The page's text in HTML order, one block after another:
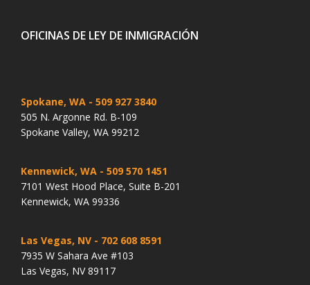
OFICINAS DE LEY DE INMIGRACIÓN
Spokane, WA - 509 927 3840
505 N. Argonne Rd. B-109
Spokane Valley, WA 99212
Kennewick, WA - 509 570 1451
7101 West Hood Place, Suite B-201
Kennewick, WA 99336
Las Vegas, NV - 702 608 8591
7935 W Sahara Ave #103
Las Vegas, NV 89117